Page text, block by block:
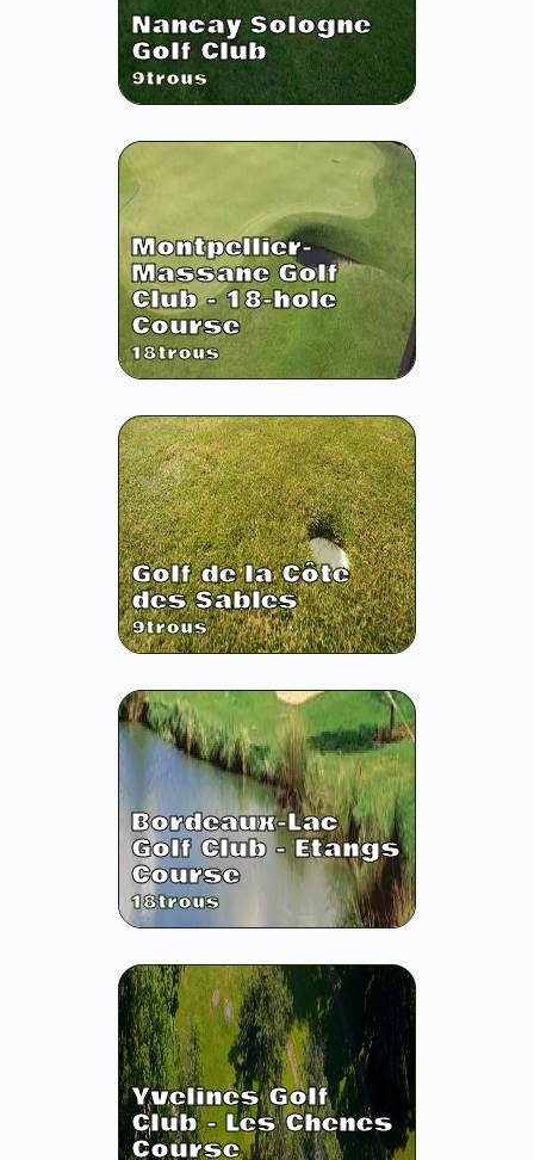
Nancay Sologne
Golf Club
9trous
Montpellier-
Massane Golf
Club - 18-hole
Course
18trous
Golf de la Côte
des Sables
9trous
Bordeaux-Lac
Golf Club - Etangs
Course
18trous
Yvelines Golf
Club - Les Chenes
Course